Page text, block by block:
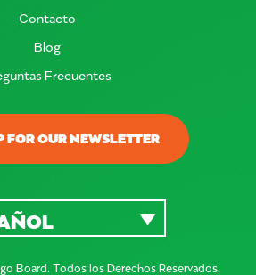
FOR OUR NEWSLETTER
Contacto
Blog
Frecuentes
Board. Todos los Derechos Reservados.